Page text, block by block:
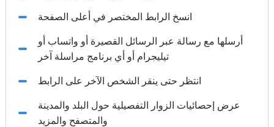
انسخ الرابط المختصر في أعلى الصفحة
أرسلها مع رسالة عبر الرسائل القصيرة أو واتساب أو
تيليجرام أو أي برنامج مراسلة آخر
انتظر حتى ينقر الشخص الآخر على الرابط
عرض إحصائيات الزوار التفصيلية حول البلد والمدينة
والمتصفح والمزيد